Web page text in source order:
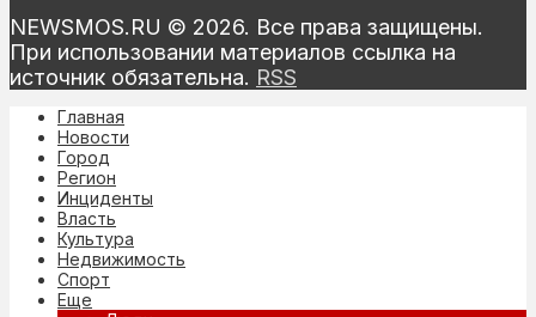
NEWSMOS.RU © 2026. Все права защищены.
При использовании материалов ссылка на
источник обязательна. RSS
Главная
Новости
Город
Регион
Инциденты
Власть
Культура
Недвижимость
Спорт
Еще